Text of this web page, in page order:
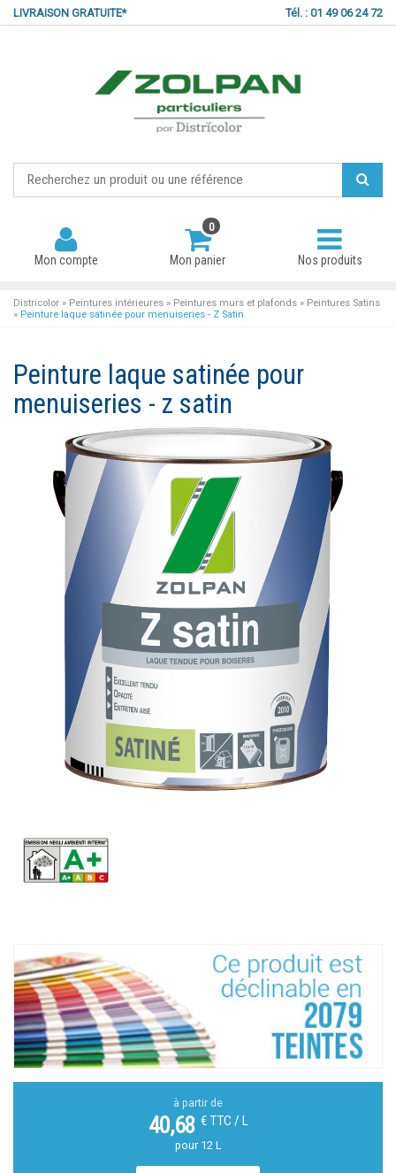
LIVRAISON GRATUITE* Tél. : 01 49 06 24 72
Mon compte
Ouvrir un compte
0
Mon panier Nos produits
Districolor » Peintures intérieures » Peintures murs et plafonds » Peintures Satins
» Peinture laque satinée pour menuiseries - Z Satin
Peinture laque satinée pour
menuiseries - z satin
à partir de
40,68 € TTC / L
pour 12 L